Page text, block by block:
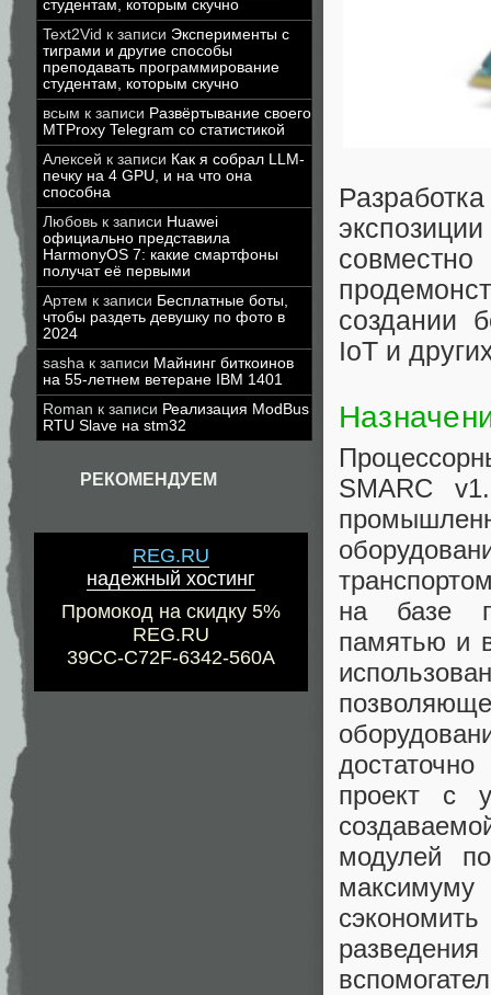
студентам, которым скучно
Text2Vid к записи Эксперименты с
тиграми и другие способы
преподавать программирование
студентам, которым скучно
всым к записи Развёртывание своего
MTProxy Telegram со статистикой
Алексей к записи Как я собрал LLM-
печку на 4 GPU, и на что она
способна
Любовь к записи Huawei
официально представила
HarmonyOS 7: какие смартфоны
получат её первыми
Артем к записи Бесплатные боты,
чтобы раздеть девушку по фото в
2024
sasha к записи Майнинг биткоинов
на 55-летнем ветеране IBM 1401
Roman к записи Реализация ModBus
RTU Slave на stm32
РЕКОМЕНДУЕМ
REG.RU
надежный хостинг
Промокод на скидку 5%
REG.RU
39CC-C72F-6342-560A
создании
IoT и
SMARC
на базе
памятью и
проект с
модулей